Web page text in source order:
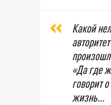
Какой
«Да где
говорит
жизнь...